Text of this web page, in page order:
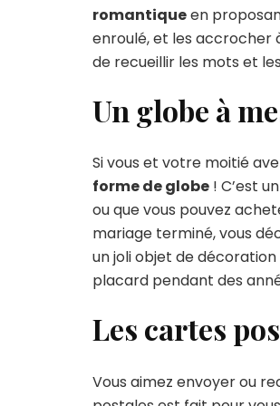
romantiqueen
enroulé, et les accrocher
de recueillir les mots et
Un globe à
Si vous et votre moitié
forme de globe ! C’est
ou que vous pouvez
mariage terminé, vous
un joli objet de
placard pendant des
Les cartes
Vous aimez envoyer ou